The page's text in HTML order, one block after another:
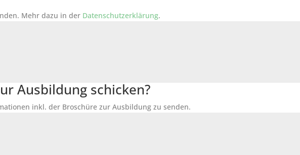
Mehr dazu in der Datenschutzerklärung.
Ausbildung schicken?
inkl. der Broschüre zur Ausbildung zu senden.